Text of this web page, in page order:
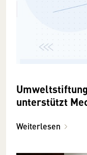
unterstützt
Weiterlesen